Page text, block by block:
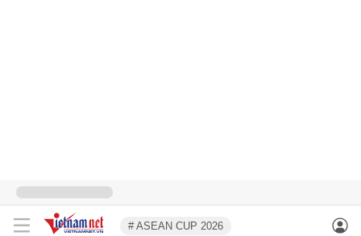
# ASEAN CUP 2026